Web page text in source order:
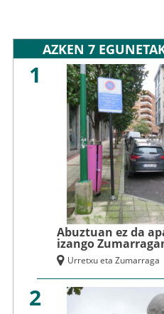
AZKEN 7
1
Abuztuan ez da
izango
Urretxu eta Zumarraga
2